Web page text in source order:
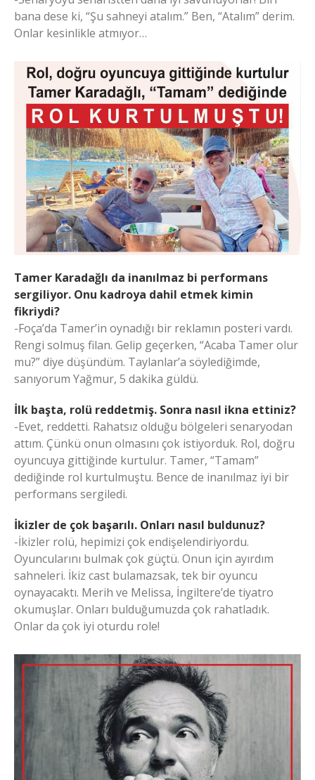
bana dese ki, “Şu sahneyi atalım.” Ben, “Atalım” derim.
Onlar kesinlikle atmıyor…
Tamer Karadağlı da inanılmaz bi performans
sergiliyor. Onu kadroya dahil etmek kimin
fikriydi?
-Foça’da Tamer’in oynadığı bir reklamın posteri vardı.
Rengi solmuş filan. Gelip geçerken, “Acaba Tamer olur
mu?” diye düşündüm. Taylanlar’a söylediğimde,
sanıyorum Yağmur, 5 dakika güldü.
İlk başta, rolü reddetmiş. Sonra nasıl ikna ettiniz?
-Evet, reddetti. Rahatsız olduğu bölgeleri senaryodan
attım. Çünkü onun olmasını çok istiyorduk. Rol, doğru
oyuncuya gittiğinde kurtulur. Tamer, “Tamam”
dediğinde rol kurtulmuştu. Bence de inanılmaz iyi bir
performans sergiledi.
İkizler de çok başarılı. Onları nasıl buldunuz?
-İkizler rolü, hepimizi çok endişelendiriyordu.
Oyuncularını bulmak çok güçtü. Onun için ayırdım
sahneleri. İkiz cast bulamazsak, tek bir oyuncu
oynayacaktı. Merih ve Melissa, İngiltere’de tiyatro
okumuşlar. Onları bulduğumuzda çok rahatladık.
Onlar da çok iyi oturdu role!